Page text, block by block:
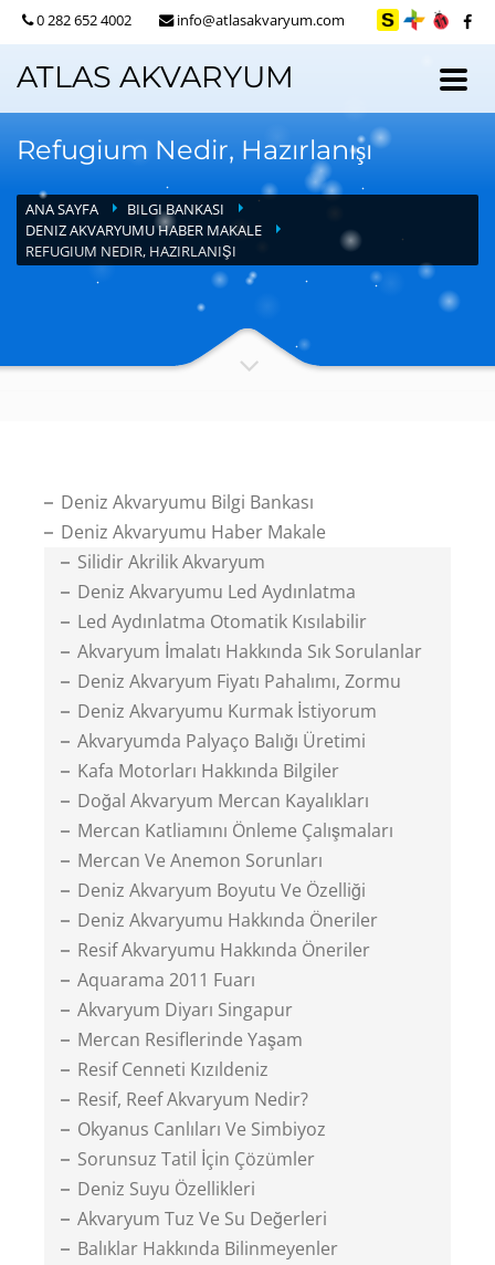
0 282 652 4002 info@atlasakvaryum.com
ATLAS AKVARYUM
Refugium Nedir, Hazırlanışı
ANA SAYFA
BILGI BANKASI
DENIZ AKVARYUMU HABER MAKALE
REFUGIUM NEDIR, HAZIRLANIŞI
Deniz Akvaryumu Bilgi Bankası
Deniz Akvaryumu Haber Makale
Silidir Akrilik Akvaryum
Deniz Akvaryumu Led Aydınlatma
Led Aydınlatma Otomatik Kısılabilir
Akvaryum İmalatı Hakkında Sık Sorulanlar
Deniz Akvaryum Fiyatı Pahalımı, Zormu
Deniz Akvaryumu Kurmak İstiyorum
Akvaryumda Palyaço Balığı Üretimi
Kafa Motorları Hakkında Bilgiler
Doğal Akvaryum Mercan Kayalıkları
Mercan Katliamını Önleme Çalışmaları
Mercan Ve Anemon Sorunları
Deniz Akvaryum Boyutu Ve Özelliği
Deniz Akvaryumu Hakkında Öneriler
Resif Akvaryumu Hakkında Öneriler
Aquarama 2011 Fuarı
Akvaryum Diyarı Singapur
Mercan Resiflerinde Yaşam
Resif Cenneti Kızıldeniz
Resif, Reef Akvaryum Nedir?
Okyanus Canlıları Ve Simbiyoz
Sorunsuz Tatil İçin Çözümler
Deniz Suyu Özellikleri
Akvaryum Tuz Ve Su Değerleri
Balıklar Hakkında Bilinmeyenler